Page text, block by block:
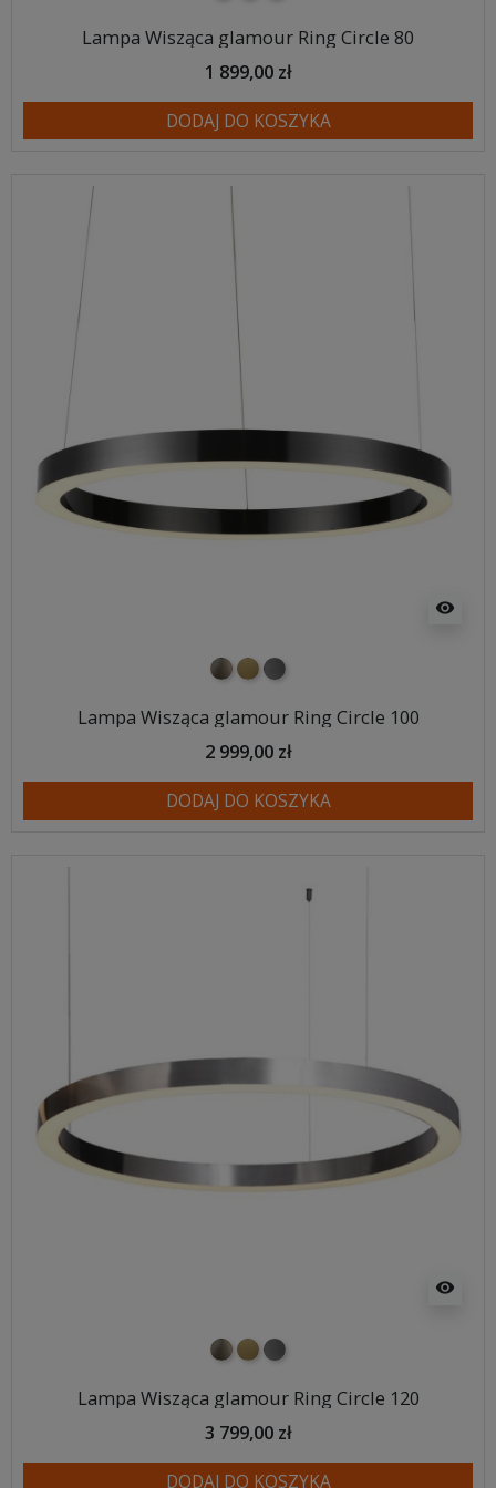
Lampa Wisząca glamour Ring Circle 80
1 899,00 zł
DODAJ DO KOSZYKA
visibility
nikiel szczotkowany
mosiądz szczotkowany
tytan szczotkowany
Lampa Wisząca glamour Ring Circle 100
2 999,00 zł
DODAJ DO KOSZYKA
visibility
nikiel szczotkowany
mosiądz szczotkowany
tytan szczotkowany
Lampa Wisząca glamour Ring Circle 120
3 799,00 zł
DODAJ DO KOSZYKA